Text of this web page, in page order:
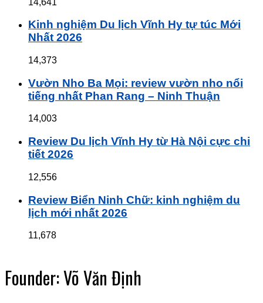
Kinh nghiệm Du lịch Vĩnh Hy tự túc Mới
Nhất 2026
14,373
Vườn Nho Ba Mọi: review vườn nho nổi
tiếng nhất Phan Rang – Ninh Thuận
14,003
Review Du lịch Vĩnh Hy từ Hà Nội cực chi
tiết 2026
12,556
Review Biển Ninh Chữ: kinh nghiệm du
lịch mới nhất 2026
11,678
Founder: Võ Văn Định